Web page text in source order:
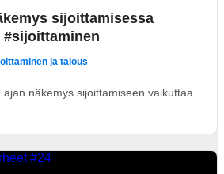
sijoittamisessa
ja talous
näkemys sijoittamiseen vaikuttaa